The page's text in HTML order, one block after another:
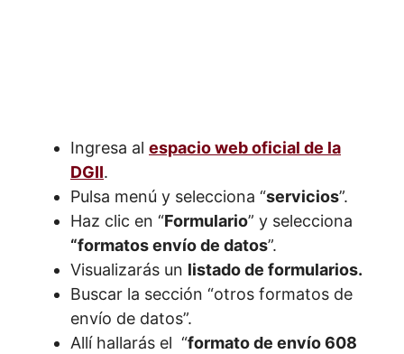
Ingresa al espacio web oficial de la
DGII.
Pulsa menú y selecciona “servicios”.
Haz clic en “Formulario” y selecciona
“formatos envío de datos”.
Visualizarás un listado de formularios.
Buscar la sección “otros formatos de
envío de datos”.
Allí hallarás el “formato de envío 608